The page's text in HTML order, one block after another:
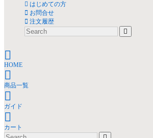
はじめての方
お問合せ
注文履歴
HOME
商品一覧
ガイド
カート